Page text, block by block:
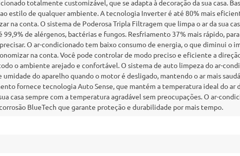
totalmente customizável, que se adapta à decoração da sua casa.
ao estilo de qualquer ambiente. A tecnologia Inverter é até 80% mais
na conta. O sistema de Poderosa Tripla Filtragem que limpa o ar da sua
99,9% de alérgenos, bactérias e fungos. Resfriamento 37% mais rápido,
O ar-condicionado tem baixo consumo de energia, o que diminui o
na conta. Você pode controlar de modo preciso e eficiente a
o ambiente arejado e confortável. O sistema de auto limpeza do ar-
umidade do aparelho quando o motor é desligado, mantendo o ar mais
fornece tecnologia Auto Sense, que mantém a temperatura ideal do ar
casa sempre com a temperatura agradável sem preocupações. O ar-
BlueTech que garante proteção e durabilidade por mais tempo.